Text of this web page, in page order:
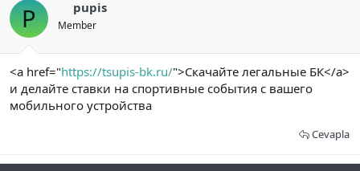
P pupis
Member
<a href="https://tsupis-bk.ru/">Скачайте легальные БК</a>
и делайте ставки на спортивные события с вашего
мобильного устройства
Cevapla